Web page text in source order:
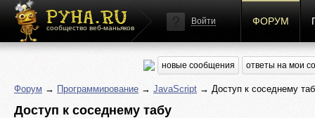
сообщество веб-маньяков
Войти ФОРУМ
новые сообщения ответы на мои
Форум → Программирование → JavaScript → Доступ к соседнему
Доступ к соседнему табу